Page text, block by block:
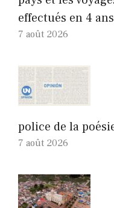
effectués en 4 ans
7 août 2026
police de la
7 août 2026